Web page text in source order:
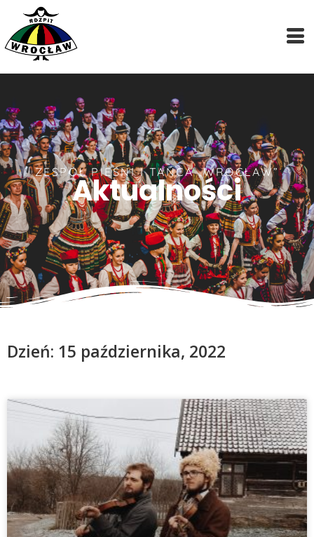
ZESPÓŁ PIEŚNI I TAŃCA „WROCŁAW”
Aktualności
Dzień: 15 października, 2022